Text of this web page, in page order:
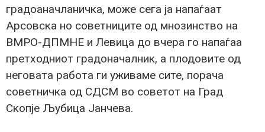
градоаначланичка, може сега ја напаѓаат
Арсовска но советниците од мнозинство на
ВМРО-ДПМНЕ и Левица до вчера го напаѓаа
претходниот градоначалник, а плодовите од
неговата работа ги уживаме сите, порача
советничка од СДСМ во советот на Град
Скопје Љубица Јанчева.